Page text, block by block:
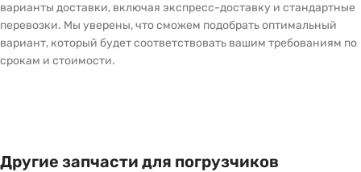
варианты доставки, включая экспресс-доставку и стандартные
перевозки. Мы уверены, что сможем подобрать оптимальный
вариант, который будет соответствовать вашим требованиям по
срокам и стоимости.
Другие запчасти для погрузчиков